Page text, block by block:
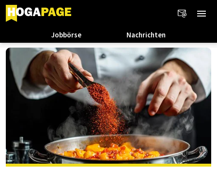
Jobbörse Nachrichten